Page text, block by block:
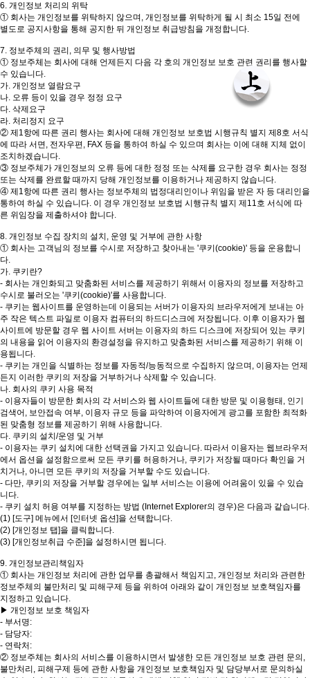
6. 개인정보 처리의 위탁
① 회사는 개인정보를 위탁하지 않으며, 개인정보를 위탁하게 될 시 최소 15일 전에
별도로 공지사항을 통해 공지한 뒤 개인정보 취급방침을 개정합니다.
7. 정보주체의 권리, 의무 및 행사방법
① 정보주체는 회사에 대해 언제든지 다음 각 호의 개인정보 보호 관련 권리를 행사할
수 있습니다.
가. 개인정보 열람요구
나. 오류 등이 있을 경우 정정 요구
다. 삭제요구
라. 처리정지 요구
② 제1항에 따른 권리 행사는 회사에 대해 개인정보 보호법 시행규칙 별지 제8호 서식
에 따라 서면, 전자우편, FAX 등을 통하여 하실 수 있으며 회사는 이에 대해 지체 없이
조치하겠습니다.
③ 정보주체가 개인정보의 오류 등에 대한 정정 또는 삭제를 요구한 경우 회사는 정정
또는 삭제를 완료할 때까지 당해 개인정보를 이용하거나 제공하지 않습니다.
④ 제1항에 따른 권리 행사는 정보주체의 법정대리인이나 위임을 받은 자 등 대리인을
통하여 하실 수 있습니다. 이 경우 개인정보 보호법 시행규칙 별지 제11호 서식에 따
른 위임장을 제출하셔야 합니다.
8. 개인정보 수집 장치의 설치, 운영 및 거부에 관한 사항
① 회사는 고객님의 정보를 수시로 저장하고 찾아내는 '쿠키(cookie)' 등을 운용합니
다.
가. 쿠키란?
- 회사는 개인화되고 맞춤화된 서비스를 제공하기 위해서 이용자의 정보를 저장하고
수시로 불러오는 '쿠키(cookie)'를 사용합니다.
- 쿠키는 웹사이트를 운영하는데 이용되는 서버가 이용자의 브라우저에게 보내는 아
주 작은 텍스트 파일로 이용자 컴퓨터의 하드디스크에 저장됩니다. 이후 이용자가 웹
사이트에 방문할 경우 웹 사이트 서버는 이용자의 하드 디스크에 저장되어 있는 쿠키
의 내용을 읽어 이용자의 환경설정을 유지하고 맞춤화된 서비스를 제공하기 위해 이
용됩니다.
- 쿠키는 개인을 식별하는 정보를 자동적/능동적으로 수집하지 않으며, 이용자는 언제
든지 이러한 쿠키의 저장을 거부하거나 삭제할 수 있습니다.
나. 회사의 쿠키 사용 목적
- 이용자들이 방문한 회사의 각 서비스와 웹 사이트들에 대한 방문 및 이용형태, 인기
검색어, 보안접속 여부, 이용자 규모 등을 파악하여 이용자에게 광고를 포함한 최적화
된 맞춤형 정보를 제공하기 위해 사용합니다.
다. 쿠키의 설치/운영 및 거부
- 이용자는 쿠키 설치에 대한 선택권을 가지고 있습니다. 따라서 이용자는 웹브라우저
에서 옵션을 설정함으로써 모든 쿠키를 허용하거나, 쿠키가 저장될 때마다 확인을 거
치거나, 아니면 모든 쿠키의 저장을 거부할 수도 있습니다.
- 다만, 쿠키의 저장을 거부할 경우에는 일부 서비스는 이용에 어려움이 있을 수 있습
니다.
- 쿠키 설치 허용 여부를 지정하는 방법 (Internet Explorer의 경우)은 다음과 같습니다.
(1) [도구] 메뉴에서 [인터넷 옵션]을 선택합니다.
(2) [개인정보 탭]을 클릭합니다.
(3) [개인정보취급 수준]을 설정하시면 됩니다.
9. 개인정보관리책임자
① 회사는 개인정보 처리에 관한 업무를 총괄해서 책임지고, 개인정보 처리와 관련한
정보주체의 불만처리 및 피해구제 등을 위하여 아래와 같이 개인정보 보호책임자를
지정하고 있습니다.
▶ 개인정보 보호 책임자
- 부서명:
- 담당자:
- 연락처:
② 정보주체는 회사의 서비스를 이용하시면서 발생한 모든 개인정보 보호 관련 문의,
불만처리, 피해구제 등에 관한 사항을 개인정보 보호책임자 및 담당부서로 문의하실